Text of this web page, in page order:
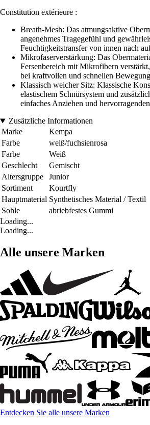
Constitution extérieure :
Breath-Mesh: Das atmungsaktive
angenehmes Tragegefühl und
Feuchtigkeitstransfer von innen nach
Mikrofaserverstärkung: Das
Fersenbereich mit Mikrofibern
bei kraftvollen und schnellen
Klassisch weicher Sitz: Klassische
elastischem Schnürsystem und
einfaches Anziehen und
Zusätzliche Informationen
Marke
Kempa
Farbe
weiß/fuchsienrosa
Farbe
Weiß
Geschlecht
Gemischt
Altersgruppe
Junior
Sortiment
Kourtfly
Hauptmaterial Synthetisches Material / Textil
Sohle
abriebfestes Gummi
Loading...
Loading...
Alle unsere Marken
Entdecken Sie alle unsere Marken